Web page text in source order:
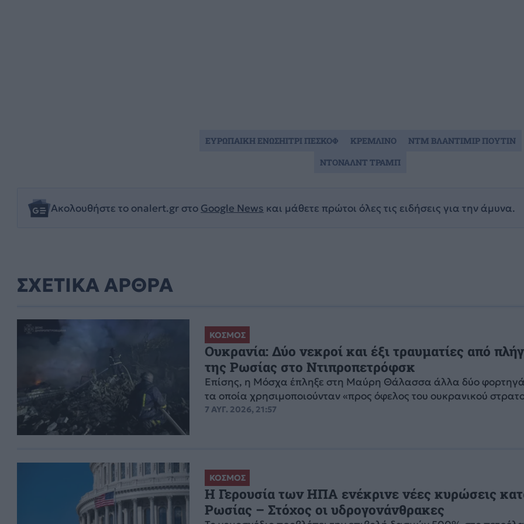
Ακολουθήστε το onalert.gr στο Google News και μάθετε πρώτοι όλες τις ειδήσεις για την άμυνα.
ΕΥΡΩΠΑΙΚΗ ΕΝΩΣΗΙΤΡΙ ΠΕΣΚΟΦ ΚΡΕΜΛΙΝΟ
ΝΤΜ ΒΛΑΝΤΙΜΙΡ ΠΟΥΤΙΝ
ΝΤΟΝΑΛΝΤ ΤΡΑΜΠ
ΣΧΕΤΙΚΑ ΑΡΘΡΑ
ΚΟΣΜΟΣ
Ουκρανία: Δύο νεκροί και έξι τραυματίες από
της Ρωσίας στο Ντιπροπετρόφσκ
Επίσης, η Μόσχα έπληξε στη Μαύρη Θάλασσα άλλα δύο
τα οποία χρησιμοποιούνταν «προς όφελος του ουκρανικού
7 ΑΥΓ. 2026, 21:57
ΚΟΣΜΟΣ
Η Γερουσία των ΗΠΑ ενέκρινε νέες κυρώσεις
Ρωσίας – Στόχος οι υδρογονάνθρακες